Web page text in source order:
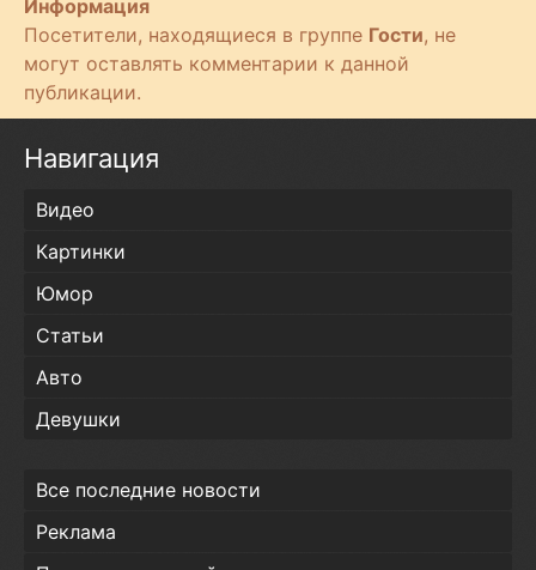
с
т
Информация
Посетители, находящиеся в группе Гости, не
могут оставлять комментарии к данной
публикации.
Навигация
Видео
Картинки
Юмор
Статьи
Авто
Девушки
Все последние новости
Реклама